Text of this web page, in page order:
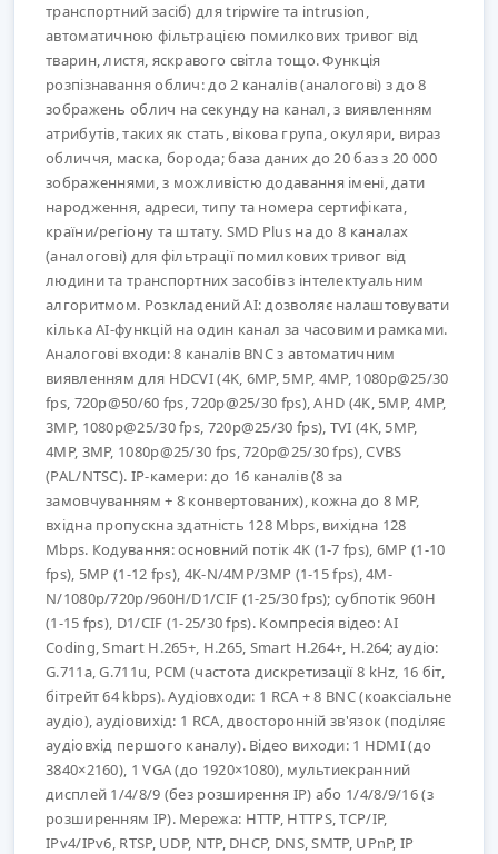
транспортний засіб) для tripwire та intrusion,
автоматичною фільтрацією помилкових тривог від
тварин, листя, яскравого світла тощо. Функція
розпізнавання облич: до 2 каналів (аналогові) з до 8
зображень облич на секунду на канал, з виявленням
атрибутів, таких як стать, вікова група, окуляри, вираз
обличчя, маска, борода; база даних до 20 баз з 20 000
зображеннями, з можливістю додавання імені, дати
народження, адреси, типу та номера сертифіката,
країни/регіону та штату. SMD Plus на до 8 каналах
(аналогові) для фільтрації помилкових тривог від
людини та транспортних засобів з інтелектуальним
алгоритмом. Розкладений AI: дозволяє налаштовувати
кілька AI-функцій на один канал за часовими рамками.
Аналогові входи: 8 каналів BNC з автоматичним
виявленням для HDCVI (4K, 6MP, 5MP, 4MP, 1080p@25/30
fps, 720p@50/60 fps, 720p@25/30 fps), AHD (4K, 5MP, 4MP,
3MP, 1080p@25/30 fps, 720p@25/30 fps), TVI (4K, 5MP,
4MP, 3MP, 1080p@25/30 fps, 720p@25/30 fps), CVBS
(PAL/NTSC). IP-камери: до 16 каналів (8 за
замовчуванням + 8 конвертованих), кожна до 8 MP,
вхідна пропускна здатність 128 Mbps, вихідна 128
Mbps. Кодування: основний потік 4K (1-7 fps), 6MP (1-10
fps), 5MP (1-12 fps), 4K-N/4MP/3MP (1-15 fps), 4M-
N/1080p/720p/960H/D1/CIF (1-25/30 fps); субпотік 960H
(1-15 fps), D1/CIF (1-25/30 fps). Компресія відео: AI
Coding, Smart H.265+, H.265, Smart H.264+, H.264; аудіо:
G.711a, G.711u, PCM (частота дискретизації 8 kHz, 16 біт,
бітрейт 64 kbps). Аудіовходи: 1 RCA + 8 BNC (коаксіальне
аудіо), аудіовихід: 1 RCA, двосторонній зв'язок (поділяє
аудіовхід першого каналу). Відео виходи: 1 HDMI (до
3840×2160), 1 VGA (до 1920×1080), мультиекранний
дисплей 1/4/8/9 (без розширення IP) або 1/4/8/9/16 (з
розширенням IP). Мережа: HTTP, HTTPS, TCP/IP,
IPv4/IPv6, RTSP, UDP, NTP, DHCP, DNS, SMTP, UPnP, IP